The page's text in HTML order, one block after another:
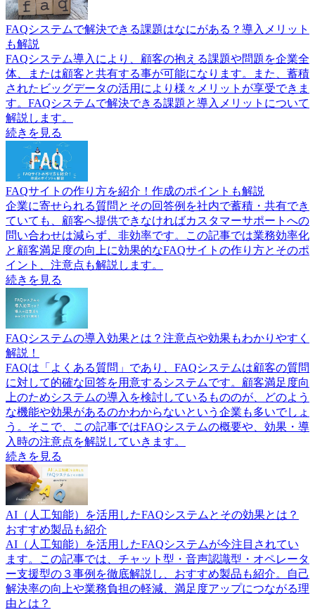
FAQシステムで解決できる課題はなにがある？導入メリット
も解説
FAQシステム導入により、顧客の抱える課題や問題を企業全
体、または顧客と共有する事が可能になります。また、蓄積
されたビッグデータの活用により様々メリットが享受できま
す。FAQシステムで解決できる課題と導入メリットについて
解説します。
続きを見る
FAQサイトの作り方を紹介！作成のポイントも解説
企業に寄せられる質問とその回答例を社内で蓄積・共有でき
ていても、顧客へ提供できなければカスタマーサポートへの
問い合わせは減らず、非効率です。この記事では業務効率化
と顧客満足度の向上に効果的なFAQサイトの作り方とそのポ
イント、注意点も解説します。
続きを見る
FAQシステムの導入効果とは？注意点や効果もわかりやすく
解説！
FAQは「よくある質問」であり、FAQシステムは顧客の質問
に対して的確な回答を用意するシステムです。顧客満足度向
上のためシステムの導入を検討しているもののが、どのよう
な機能や効果があるのかわからないという企業も多いでしょ
う。そこで、この記事ではFAQシステムの概要や、効果・導
入時の注意点を解説していきます。
続きを見る
AI（人工知能）を活用したFAQシステムとその効果とは？
おすすめ製品も紹介
AI（人工知能）を活用したFAQシステムが今注目されてい
ます。この記事では、チャット型・音声認識型・オペレータ
ー支援型の３事例を徹底解説し、おすすめ製品も紹介。自己
解決率の向上や業務負担の軽減、満足度アップにつながる理
由とは？